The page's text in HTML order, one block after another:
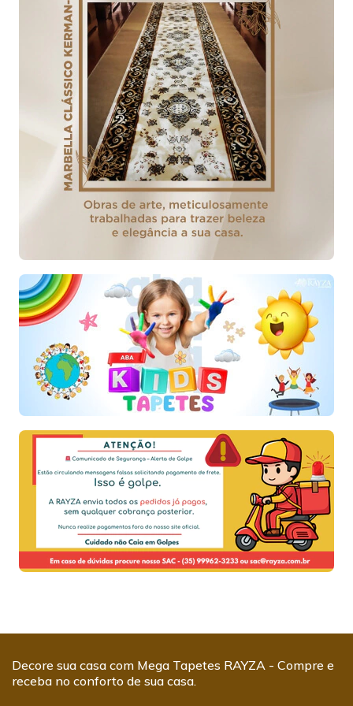
Decore sua casa com Mega Tapetes RAYZA - Compre e
receba no conforto de sua casa.